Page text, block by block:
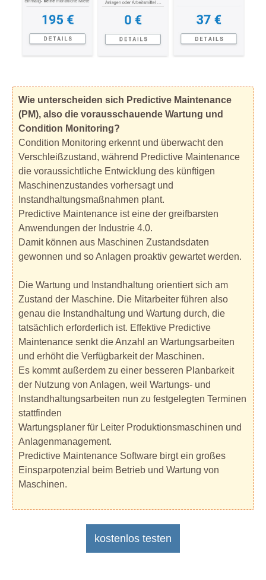
Wie unterscheiden sich Predictive Maintenance
(PM), also die vorausschauende Wartung und
Condition Monitoring?
Condition Monitoring erkennt und überwacht den
Verschleißzustand, während Predictive Maintenance
die voraussichtliche Entwicklung des künftigen
Maschinenzustandes vorhersagt und
Instandhaltungsmaßnahmen plant.
Predictive Maintenance ist eine der greifbarsten
Anwendungen der Industrie 4.0.
Damit können aus Maschinen Zustandsdaten
gewonnen und so Anlagen proaktiv gewartet werden.
Die Wartung und Instandhaltung orientiert sich am
Zustand der Maschine. Die Mitarbeiter führen also
genau die Instandhaltung und Wartung durch, die
tatsächlich erforderlich ist. Effektive Predictive
Maintenance senkt die Anzahl an Wartungsarbeiten
und erhöht die Verfügbarkeit der Maschinen.
Es kommt außerdem zu einer besseren Planbarkeit
der Nutzung von Anlagen, weil Wartungs- und
Instandhaltungsarbeiten nun zu festgelegten Terminen
stattfinden
Wartungsplaner für Leiter Produktionsmaschinen und
Anlagenmanagement.
Predictive Maintenance Software birgt ein großes
Einsparpotenzial beim Betrieb und Wartung von
Maschinen.
kostenlos testen